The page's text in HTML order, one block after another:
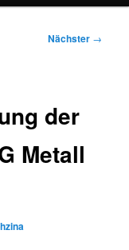
Nächster →
der
Metall